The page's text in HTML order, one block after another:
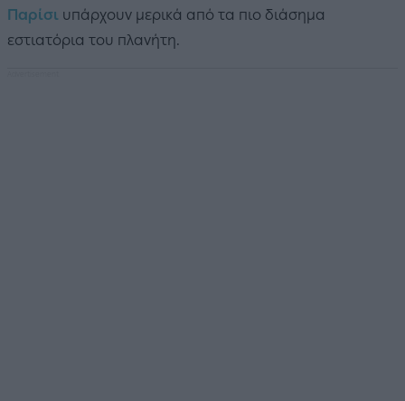
Παρίσι υπάρχουν μερικά από τα πιο διάσημα
εστιατόρια του πλανήτη.